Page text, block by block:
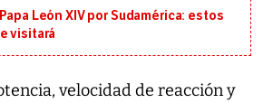
León XIV por Sudamérica: estos
visitará
velocidad de reacción y